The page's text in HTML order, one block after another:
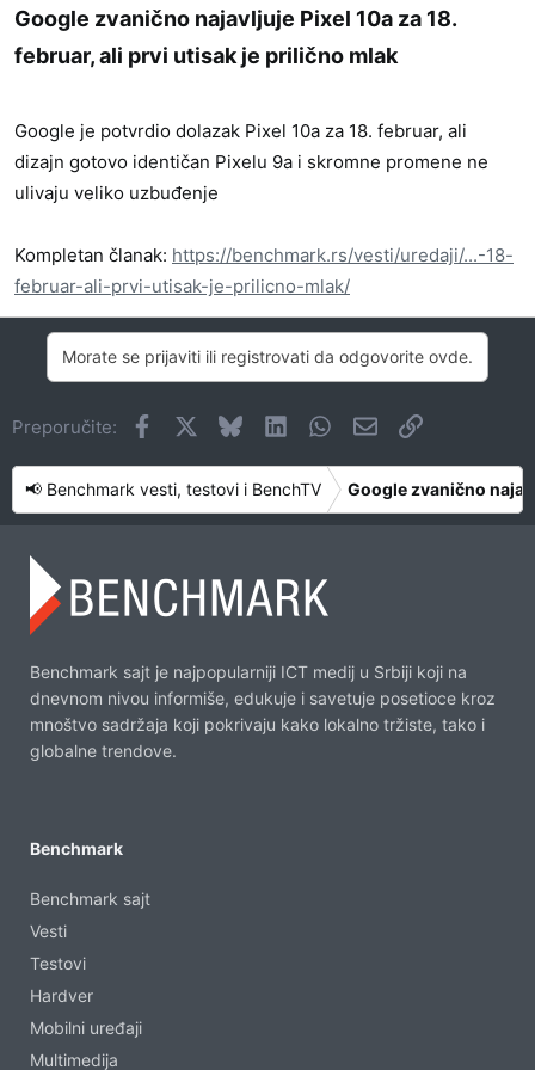
Google zvanično najavljuje Pixel 10a za 18.
februar, ali prvi utisak je prilično mlak​
Google je potvrdio dolazak Pixel 10a za 18. februar, ali
dizajn gotovo identičan Pixelu 9a i skromne promene ne
ulivaju veliko uzbuđenje
Kompletan članak: https://benchmark.rs/vesti/uredaji/...-18-
februar-ali-prvi-utisak-je-prilicno-mlak/
Morate se prijaviti ili registrovati da odgovorite ovde.
Preporučite: Facebook BlueskyLinkedInWhatsApp
Imejl Link
📢 Benchmark vesti, testovi i BenchTV Google zvanično
Benchmark sajt je najpopularniji ICT medij u Srbiji koji na
dnevnom nivou informiše, edukuje i savetuje posetioce kroz
mnoštvo sadržaja koji pokrivaju kako lokalno tržiste, tako i
globalne trendove.
Benchmark
Benchmark sajt
Vesti
Testovi
Hardver
Mobilni uređaji
Multimedija